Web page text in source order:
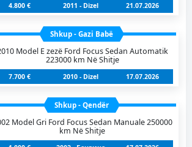
4.800 € 2011 - Dizel 21.07.2026
Shkup - Gazi Babë
Model E zezë Ford Focus Sedan Automatik
223000 km Në Shitje
7.700 € 2010 - Dizel 17.07.2026
Shkup - Qendër
Model Gri Ford Focus Sedan Manuale 250000
km Në Shitje